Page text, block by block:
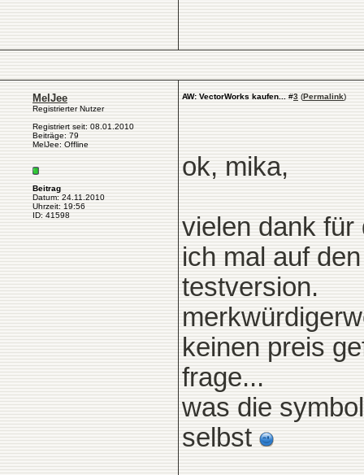
MelJee
Registrierter Nutzer
Registriert seit: 08.01.2010
Beiträge: 79
MelJee: Offline
Beitrag
Datum: 24.11.2010
Uhrzeit: 19:56
ID: 41598
AW: VectorWorks kaufen... #3 (Permalink)
ok, mika,
vielen dank für
ich mal auf
testversion.
keinen preis
frage...
was die
selbst